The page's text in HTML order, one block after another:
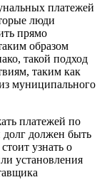
платежей
люди
прямо
образом
такой подход
таким как
муниципального
платежей по
должен быть
узнать о
установления